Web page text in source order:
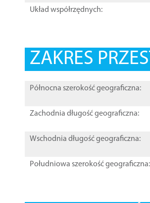
Układ współrzędnych:
ZAKRES
Północna szerokość geograficzna:
Zachodnia długość geograficzna:
Wschodnia długość geograficzna:
Południowa szerokość geograficzna: